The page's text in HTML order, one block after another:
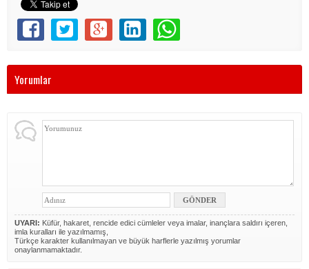
Yorumlar
UYARI: Küfür, hakaret, rencide edici cümleler veya imalar, inançlara saldırı içeren,
imla kuralları ile yazılmamış,
Türkçe karakter kullanılmayan ve büyük harflerle yazılmış yorumlar
onaylanmamaktadır.